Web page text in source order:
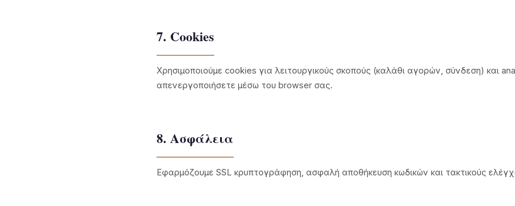
7. Cookies
Χρησιμοποιούμε cookies για λειτουργικούς σκοπούς (καλάθι αγορών, σύνδεση) και
απενεργοποιήσετε μέσω του browser σας.
8. Ασφάλεια
Εφαρμόζουμε SSL κρυπτογράφηση, ασφαλή αποθήκευση κωδικών και τακτικούς